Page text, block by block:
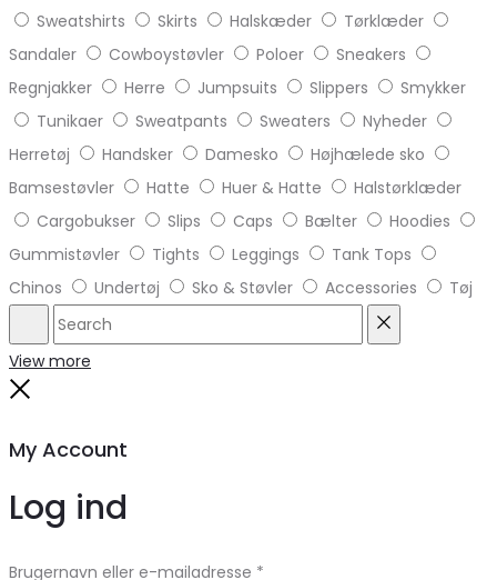
Sweatshirts
Skirts Halskæder
Tørklæder
Sandaler
Cowboystøvler Poloer
Sneakers
Regnjakker
Herre Jumpsuits Slippers
Smykker
Tunikaer
Sweatpants Sweaters
Nyheder
Herretøj
Handsker Damesko
Højhælede sko
Bamsestøvler
Hatte Huer & Hatte
Halstørklæder
Cargobukser
Slips Caps Bælter
Hoodies
Gummistøvler
Tights Leggings
Tank Tops
Chinos
Undertøj Sko & Støvler Accessories Tøj
Search
View more
My Account
Log ind
Brugernavn eller e-mailadresse *